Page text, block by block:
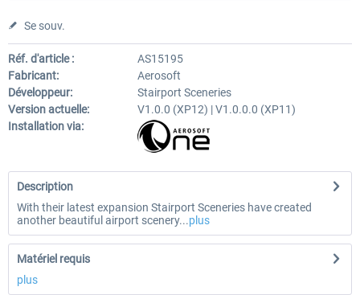
Se souv.
Réf. d'article :
AS15195
Fabricant:
Aerosoft
Développeur:
Stairport Sceneries
Version actuelle:
V1.0.0 (XP12) | V1.0.0.0 (XP11)
Installation via:
Description
With their latest expansion Stairport Sceneries have created
another beautiful airport scenery...plus
Matériel requis
plus